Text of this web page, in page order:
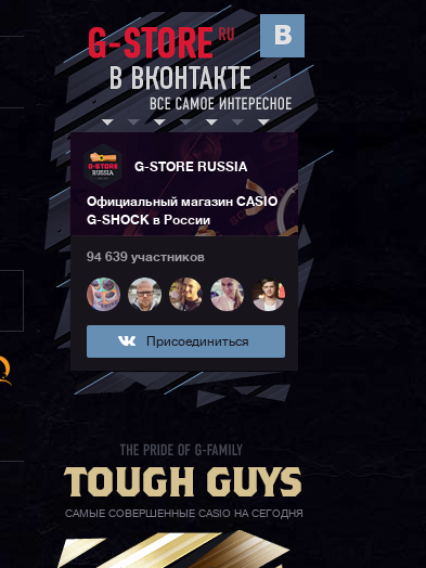
G-STORE RUSSIA
Официальный магазин CASIO
G-SHOCK в России
94 639 участников
Присоединиться
САМЫЕ СОВЕРШЕННЫЕ CASIO НА СЕГОДНЯ